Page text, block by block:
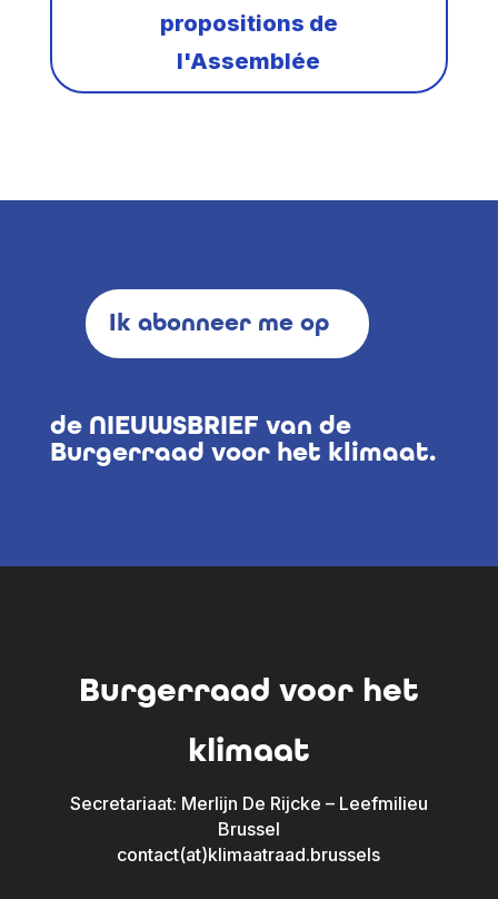
propositions de
l'Assemblée
Ik abonneer me op
de NIEUWSBRIEF van de
Burgerraad voor het klimaat.
Burgerraad voor het
klimaat
Secretariaat: Merlijn De Rijcke – Leefmilieu
Brussel
contact(at)klimaatraad.brussels